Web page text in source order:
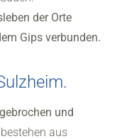
der Orte
Gips verbunden.
und
aus